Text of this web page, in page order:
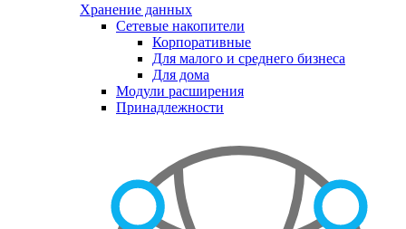
Хранение данных
Сетевые накопители
Корпоративные
Для малого и среднего бизнеса
Для дома
Модули расширения
Принадлежности